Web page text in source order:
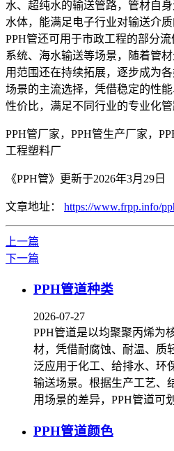
水、超纯水的输送管路，管材自
水体，能满足电子行业对输送介
PPH管还可用于市政工程的部分
系统、海水输送等场景，随着管
用范围还在持续拓展，逐步成为
场景的主流选择，凭借稳定的性
性价比，满足不同行业的专业化管
PPH管厂家，PPH管生产厂家，
工程塑料厂
《PPH管》更新于2026年3月29日
文章地址： https://www.frpp.info/
上一篇
下一篇
PPH管道种类
2026-07-27
PPH管道是以均聚聚丙烯为
材，凭借耐腐蚀、耐温、质
泛应用于化工、给排水、环
输送场景。根据生产工艺、
用场景的差异，PPH管道可
PPH管道颜色